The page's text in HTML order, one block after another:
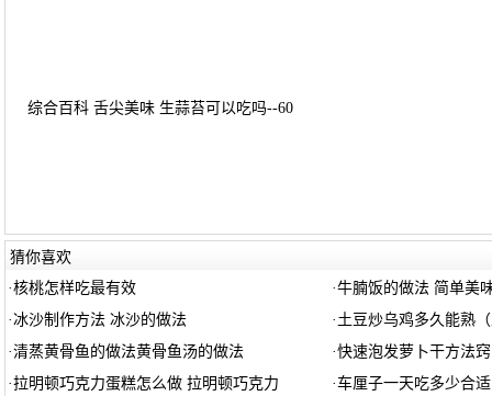
综合百科 舌尖美味 生蒜苔可以吃吗--60
猜你喜欢
·核桃怎样吃最有效 ·牛腩饭的做法 简单美
·冰沙制作方法 冰沙的做法 · 土豆炒乌鸡多久能熟
·清蒸黄骨鱼的做法黄骨鱼汤的做法 ·快速泡发萝卜干方法
·拉明顿巧克力蛋糕怎么做 拉明顿巧克力 ·车厘子一天吃多少合适